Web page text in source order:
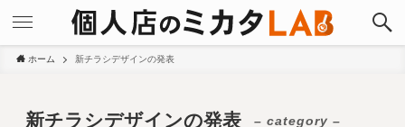
ホーム 新チラシデザインの発表
新チラシデザインの発表 – category –